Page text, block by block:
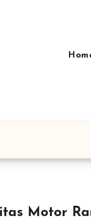
Motor